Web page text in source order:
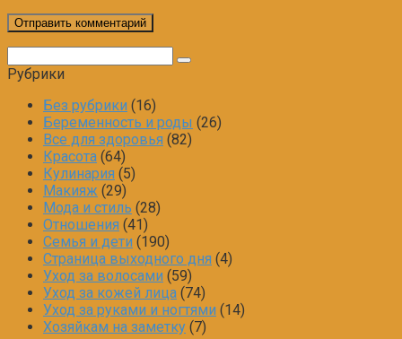
Рубрики
Без рубрики (16)
Беременность и роды (26)
Все для здоровья (82)
Красота (64)
Кулинария (5)
Макияж (29)
Мода и стиль (28)
Отношения (41)
Семья и дети (190)
Страница выходного дня (4)
Уход за волосами (59)
Уход за кожей лица (74)
Уход за руками и ногтями (14)
Хозяйкам на заметку (7)